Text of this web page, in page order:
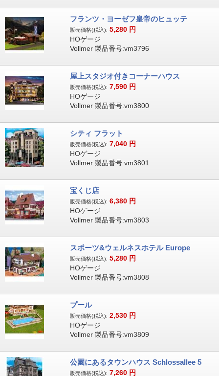
フランツ・ヨーゼフ皇帝のヒュッテ
販売価格(税込): 5,280 円
HOゲージ
Vollmer 製品番号:vm3796
屋上スタジオ付きコーナーハウス
販売価格(税込): 7,590 円
HOゲージ
Vollmer 製品番号:vm3800
シティ フラット
販売価格(税込): 7,040 円
HOゲージ
Vollmer 製品番号:vm3801
宝くじ店
販売価格(税込): 6,380 円
HOゲージ
Vollmer 製品番号:vm3803
スポーツ&ウェルネスホテル Europe
販売価格(税込): 5,280 円
HOゲージ
Vollmer 製品番号:vm3808
プール
販売価格(税込): 2,530 円
HOゲージ
Vollmer 製品番号:vm3809
公園にあるタウンハウス Schlossallee 5
販売価格(税込): 7,260 円